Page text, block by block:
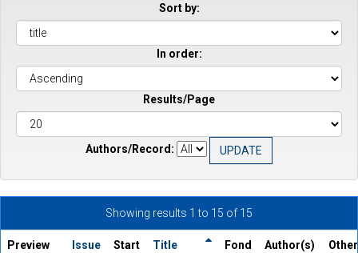
Sort by:
In order:
Results/Page
Authors/Record:
Showing results 1 to 15 of 15
Preview
Issue
Start
Title
Fond
Author(s)
Other